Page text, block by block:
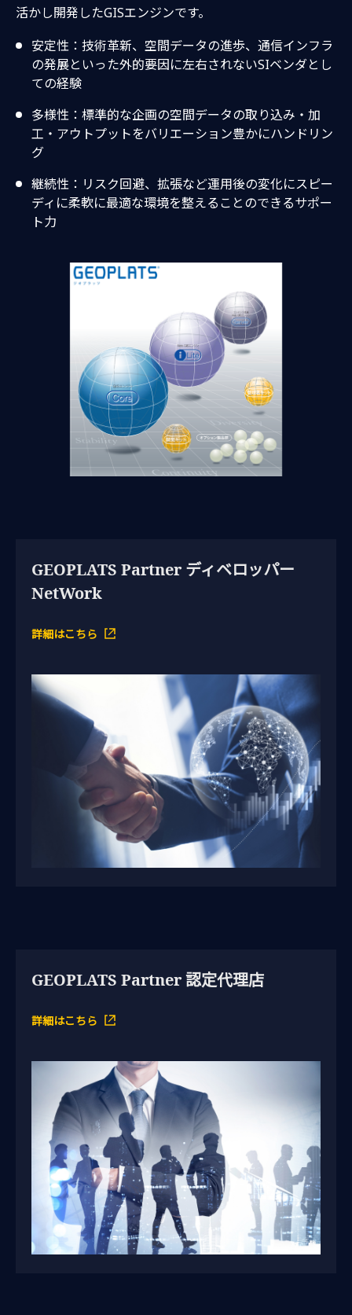
活かし開発したGISエンジンです。
安定性：技術革新、空間データの進歩、通信インフラ
の発展といった外的要因に左右されないSIベンダとし
ての経験
多様性：標準的な企画の空間データの取り込み・加
工・アウトプットをバリエーション豊かにハンドリン
グ
継続性：リスク回避、拡張など運用後の変化にスピー
ディに柔軟に最適な環境を整えることのできるサポー
ト力
GEOPLATS Partner ディベロッパー
NetWork
詳細はこちら
GEOPLATS Partner 認定代理店
詳細はこちら